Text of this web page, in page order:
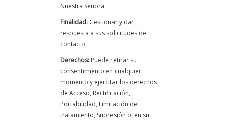
Nuestra Señora
Finalidad:Gestionar y dar
respuesta a sus solicitudes de
contacto
Derechos:Puede retirar su
consentimiento en cualquier
momento y ejercitar los derechos
de Acceso, Rectificación,
Portabilidad, Limitación del
tratamiento, Supresión o, en su